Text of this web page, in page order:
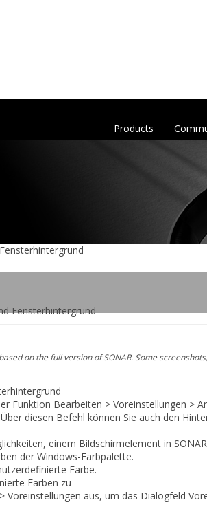
Products
Fensterhintergrund
on the full version of SONAR. Some
Funktion Bearbeiten > Voreinstellungen >
diesen Befehl können Sie auch den
einem Bildschirmelement in
der Windows-Farbpalette.
Farbe.
Farben zu
Voreinstellungen aus, um das Dialogfeld